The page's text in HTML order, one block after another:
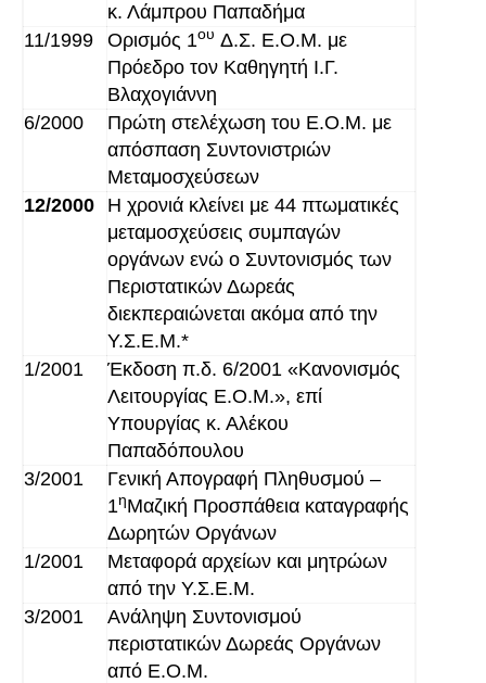
κ. Λάμπρου Παπαδήμα
11/1999
Ορισμός 1ου Δ.Σ. Ε.Ο.Μ. με
Πρόεδρο τον Καθηγητή Ι.Γ.
Βλαχογιάννη
6/2000
Πρώτη στελέχωση του Ε.Ο.Μ. με
απόσπαση Συντονιστριών
Μεταμοσχεύσεων
12/2000
Η χρονιά κλείνει με 44 πτωματικές
μεταμοσχεύσεις συμπαγών
οργάνων ενώ ο Συντονισμός των
Περιστατικών Δωρεάς
διεκπεραιώνεται ακόμα από την
Υ.Σ.Ε.Μ.*
1/2001
Έκδοση π.δ. 6/2001 «Κανονισμός
Λειτουργίας Ε.Ο.Μ.», επί
Υπουργίας κ. Αλέκου
Παπαδόπουλου
3/2001
Γενική Απογραφή Πληθυσμού –
1ηΜαζική Προσπάθεια καταγραφής
Δωρητών Οργάνων
1/2001
Μεταφορά αρχείων και μητρώων
από την Υ.Σ.Ε.Μ.
3/2001
Ανάληψη Συντονισμού
περιστατικών Δωρεάς Οργάνων
από Ε.Ο.Μ.